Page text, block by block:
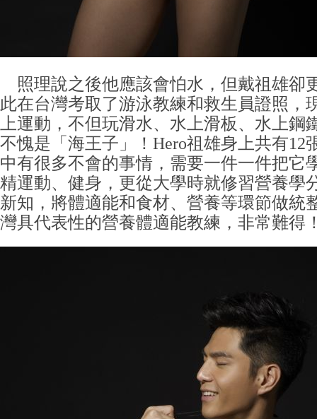
照理說之後他應該會怕水，但戴祖雄卻
此在台灣考取了游泳教練和救生員證照，
上運動，不但玩滑水、水上滑板、水上鋼
不愧是「海王子」！Hero祖雄身上共有12
中有很多不會的事情，需要一件一件把它
精運動、健身，更從大學時就修習營養學
新知，將體適能和食材、營養等環節做統
灣具代表性的營養體適能教練，非常難得